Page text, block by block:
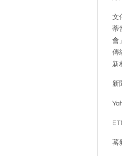
文
蒂
會
傳
新
新
蕃